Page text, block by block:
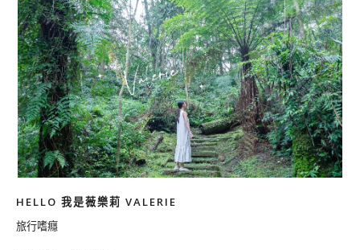
HELLO 我是薇樂莉 VALERIE
旅行嗜癮